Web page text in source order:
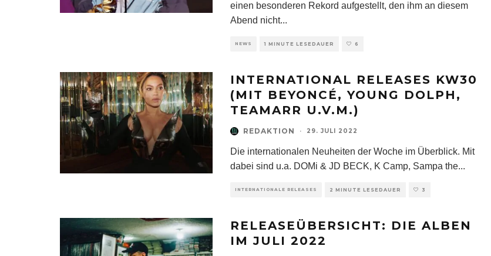
einen besonderen Rekord aufgestellt, den ihm an diesem
Abend nicht...
NEWS 1 MINUTE LESEDAUER 6
INTERNATIONAL RELEASES KW30
(MIT BEYONCÉ, YOUNG DOLPH,
TEAMARR U.V.M.)
REDAKTION · 29. JULI 2022
Die internationalen Neuheiten der Woche im Überblick. Mit
dabei sind u.a. DOMi & JD BECK, K Camp, Sampa the...
INTERNATIONALE RELEASES 2 MINUTE LESEDAUER 3
RELEASEÜBERSICHT: DIE ALBEN
IM JULI 2022